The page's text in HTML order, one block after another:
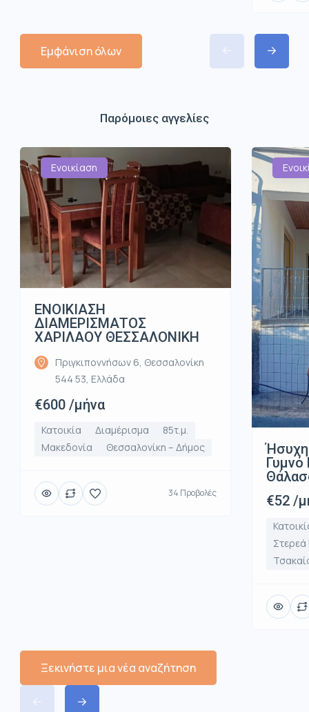
Εμφάνιση όλων
Παρόμοιες αγγελίες
Ενοικίαση
ΕΝΟΙΚΙΑΣΗ
ΔΙΑΜΕΡΙΣΜΑΤΟΣ
ΧΑΡΙΛΑΟΥ ΘΕΣΣΑΛΟΝΙΚΗ
Πριγκιποννήσων 6, Θεσσαλονίκη
544 53, Ελλάδα
€600 /μήνα
Κατοικία Διαμέρισμα
85τ.μ.
Μακεδονία
Θεσσαλονίκη – Δήμος
34 Προβολές
Γυμνό
€52 /
Ξεκινήστε μια νέα αναζήτηση